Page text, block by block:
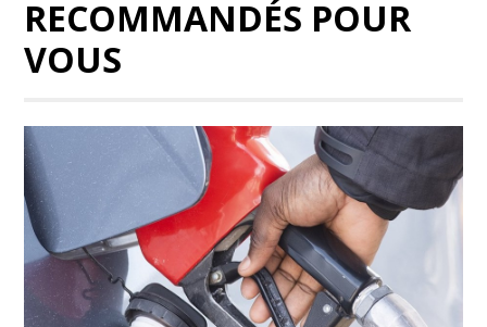
RECOMMANDÉS POUR
VOUS